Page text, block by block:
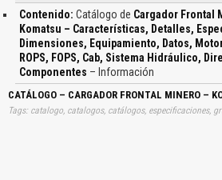
Contenido: Catálogo de Cargador Frontal
Komatsu – Características, Detalles,
Dimensiones, Equipamiento, Datos,
ROPS, FOPS, Cab, Sistema Hidráulico,
Componentes – Información
CATÁLOGO – CARGADOR FRONTAL MINERO